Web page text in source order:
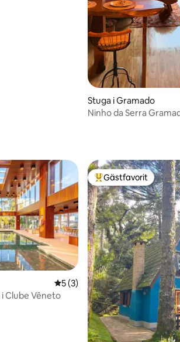
Stuga i Gramado
Ninho da Serra
5 av 5 i genomsnittligt betyg,
5 (3)
Clube Vêneto
Populär gästfavorit
Gästfavorit